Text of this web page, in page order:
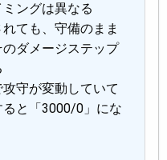
ングは異なる
ても、守備のまま
ダメージステップ
守が変動していて
ると「3000/0」にな